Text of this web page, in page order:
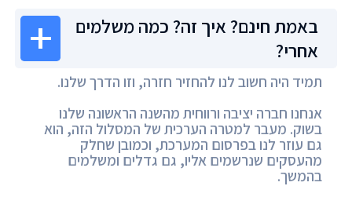
באמת חינם? איך זה? כמה משלמים
אחרי?
תמיד היה חשוב לנו להחזיר חזרה, וזו הדרך שלנו.
אנחנו חברה יציבה ורווחית מהשנה הראשונה שלנו
בשוק. מעבר למטרה הערכית של המסלול הזה, הוא
גם עוזר לנו בפרסום המערכת, וכמובן שחלק
מהעסקים שנרשמים אליו, גם גדלים ומשלמים
בהמשך.